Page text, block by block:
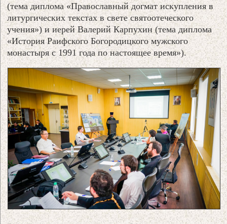
(тема диплома «Православный догмат искупления в
литургических текстах в свете святоотеческого
учения») и иерей Валерий Карпухин (тема диплома
«История Раифского Богородицкого мужского
монастыря с 1991 года по настоящее время»).